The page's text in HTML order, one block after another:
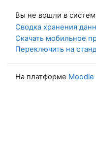
Вы не вошли в
Сводка хранения
Скачать мобильное
Переключить на
На платформе Moodle